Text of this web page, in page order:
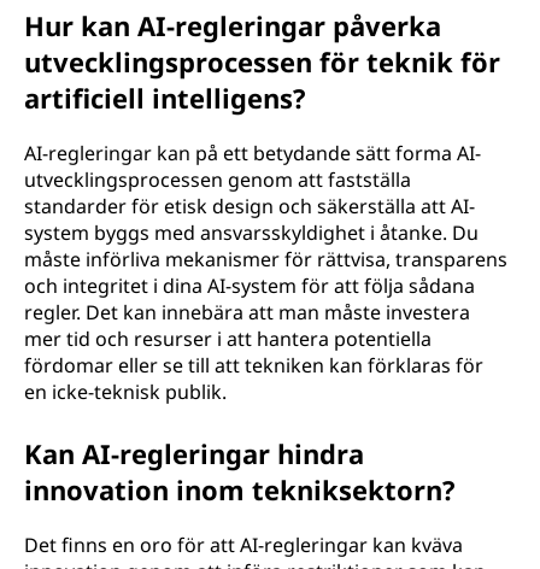
Hur kan AI-regleringar påverka
utvecklingsprocessen för teknik för
artificiell intelligens?
AI-regleringar kan på ett betydande sätt forma AI-
utvecklingsprocessen genom att fastställa
standarder för etisk design och säkerställa att AI-
system byggs med ansvarsskyldighet i åtanke. Du
måste införliva mekanismer för rättvisa, transparens
och integritet i dina AI-system för att följa sådana
regler. Det kan innebära att man måste investera
mer tid och resurser i att hantera potentiella
fördomar eller se till att tekniken kan förklaras för
en icke-teknisk publik.
Kan AI-regleringar hindra
innovation inom tekniksektorn?
Det finns en oro för att AI-regleringar kan kväva